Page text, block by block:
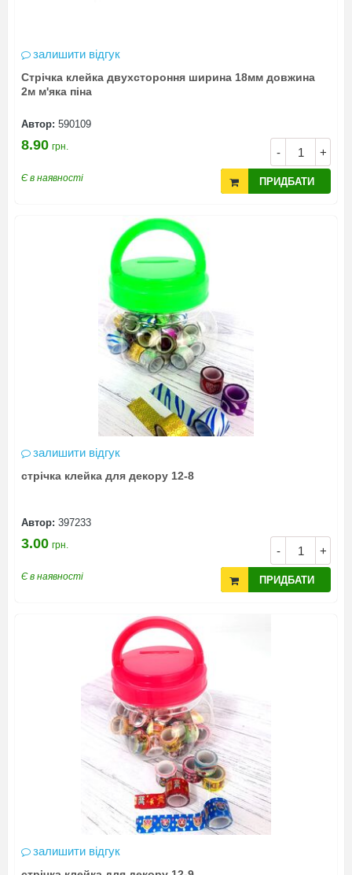
залишити відгук
Стрічка клейка двухстороння ширина 18мм довжина
2м м'яка піна
Автор: 590109
- +
8.90 грн.
Є в наявності ПРИДБАТИ
залишити відгук
стрічка клейка для декору 12-8
Автор: 397233
- +
3.00 грн.
Є в наявності ПРИДБАТИ
залишити відгук